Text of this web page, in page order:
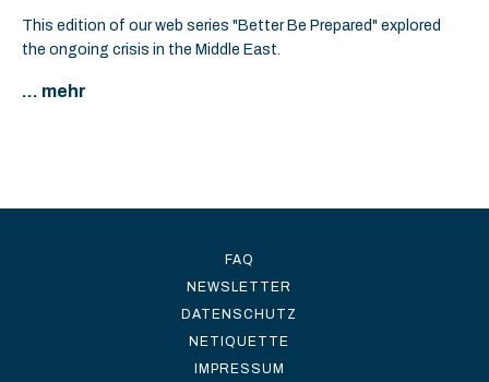
This edition of our web series "Better Be Prepared" explored
the ongoing crisis in the Middle East.
... mehr
FAQ
NEWSLETTER
DATENSCHUTZ
NETIQUETTE
IMPRESSUM